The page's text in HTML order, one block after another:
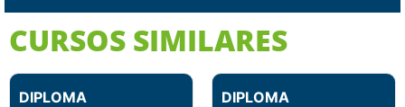
CURSOS SIMILARES
DIPLOMA DIPLOMA